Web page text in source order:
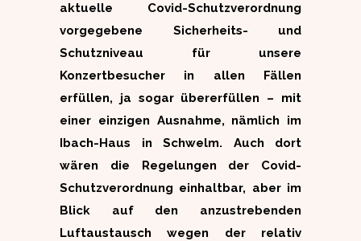
aktuelle Covid-Schutzverordnung
vorgegebene Sicherheits- und
Schutzniveau für unsere
Konzertbesucher in allen Fällen
erfüllen, ja sogar übererfüllen – mit
einer einzigen Ausnahme, nämlich im
Ibach-Haus in Schwelm. Auch dort
wären die Regelungen der Covid-
Schutzverordnung einhaltbar, aber im
Blick auf den anzustrebenden
Luftaustausch wegen der relativ